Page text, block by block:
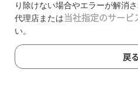
り除けない場合やエラーが解消
代理店または 当社指定のサービ
い。
戻る